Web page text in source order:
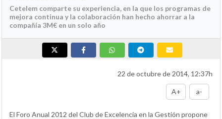
Cetelem comparte su experiencia, en la que los programas de
mejora continua y la colaboración han hecho ahorrar a la
compañía 3M€ en un solo año
22 de octubre de 2014, 12:37h
A+ a-
El Foro Anual 2012 del Club de Excelencia en la Gestión propone